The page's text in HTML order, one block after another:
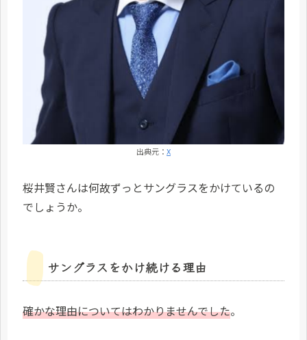
出典元： X
桜井賢さんは何故ずっとサングラスをかけているの
でしょうか。
サングラスをかけ続ける理由
確かな理由についてはわかりませんでした。